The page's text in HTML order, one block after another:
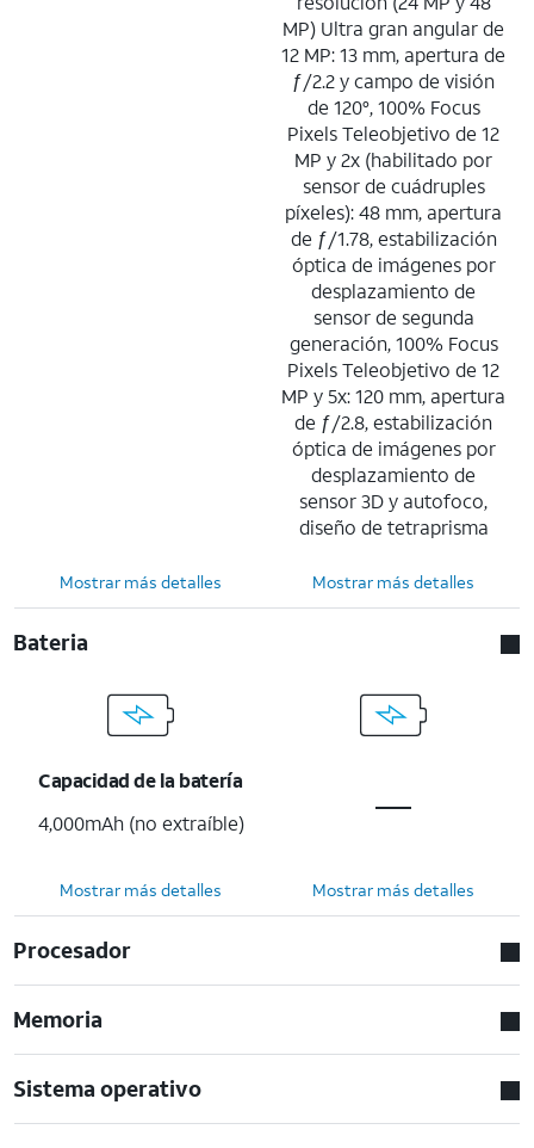
MP) Ultra gran angular de
12 MP: 13 mm, apertura de
ƒ/2.2 y campo de visión
de 120°, 100% Focus
Pixels Teleobjetivo de 12
MP y 2x (habilitado por
sensor de cuádruples
píxeles): 48 mm, apertura
de ƒ/1.78, estabilización
óptica de imágenes por
desplazamiento de
sensor de segunda
generación, 100% Focus
Pixels Teleobjetivo de 12
MP y 5x: 120 mm, apertura
de ƒ/2.8, estabilización
óptica de imágenes por
desplazamiento de
sensor 3D y autofoco,
diseño de tetraprisma
Mostrar más detalles Mostrar más detalles
Bateria
Capacidad de la batería
4,000mAh (no extraíble)
Mostrar más detalles Mostrar más detalles
Procesador
Memoria
Sistema operativo